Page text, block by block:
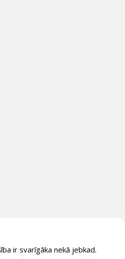
ir svarīgāka nekā jebkad.